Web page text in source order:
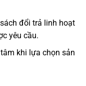
đổi trả linh hoạt
yêu cầu.
khi lựa chọn sản